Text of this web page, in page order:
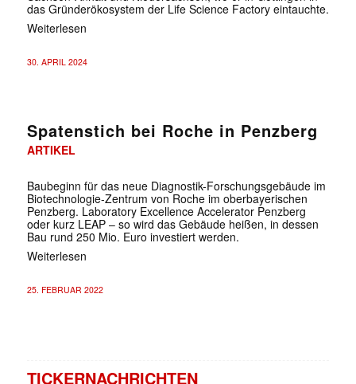
das Gründerökosystem der Life Science Factory eintauchte.
Weiterlesen
30. APRIL 2024
Spatenstich bei Roche in Penzberg
ARTIKEL
Baubeginn für das neue Diagnostik-Forschungsgebäude im
Biotechnologie-Zentrum von Roche im oberbayerischen
Penzberg. Laboratory Excellence Accelerator Penzberg
oder kurz LEAP – so wird das Gebäude heißen, in dessen
Bau rund 250 Mio. Euro investiert werden.
Weiterlesen
25. FEBRUAR 2022
TICKERNACHRICHTEN